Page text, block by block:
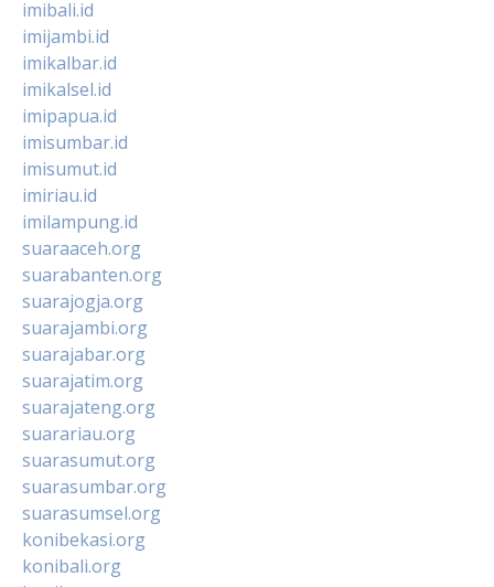
imibali.id
imijambi.id
imikalbar.id
imikalsel.id
imipapua.id
imisumbar.id
imisumut.id
imiriau.id
imilampung.id
suaraaceh.org
suarabanten.org
suarajogja.org
suarajambi.org
suarajabar.org
suarajatim.org
suarajateng.org
suarariau.org
suarasumut.org
suarasumbar.org
suarasumsel.org
konibekasi.org
konibali.org